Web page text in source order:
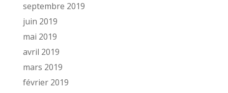
septembre 2019
juin 2019
mai 2019
avril 2019
mars 2019
février 2019